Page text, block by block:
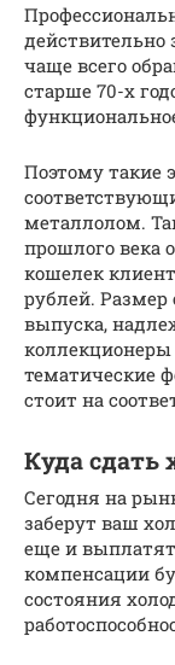
действительно
чаще всего
старше 70-х
Поэтому такие
металлолом.
прошлого века
кошелек
рублей. Размер
выпуска,
тематические
стоит на
Куда сдать
Сегодня на
заберут ваш
еще и
компенсации
состояния